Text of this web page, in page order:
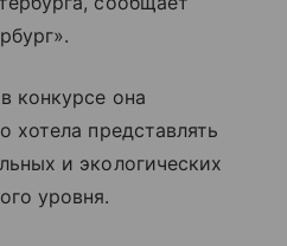
конкурсе она
хотела представлять
и экологических
уровня.